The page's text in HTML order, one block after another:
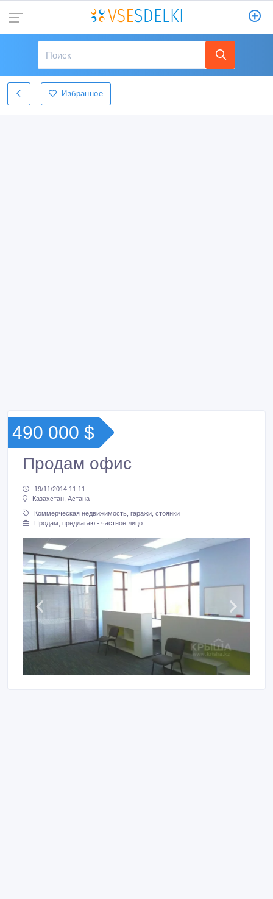
Избранное
490 000 $
Продам офис
19/11/2014 11:11
Казахстан, Астана
Коммерческая недвижимость, гаражи, стоянки
Продам, предлагаю - частное лицо